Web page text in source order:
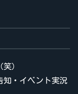
）
知・イベント実況